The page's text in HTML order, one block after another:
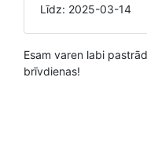
Līdz: 2025-03-14
Esam varen labi
brīvdienas!